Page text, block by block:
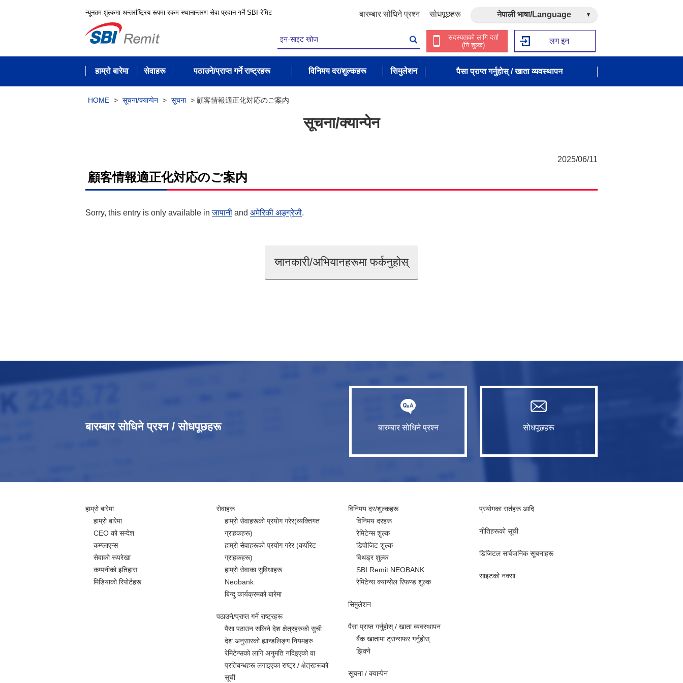
न्यूनतम-शुल्कमा अन्तर्राष्ट्रिय रूपमा रकम स्थानान्तरण सेवा प्रदान गर्ने SBI रेमिट बारम्बार सोधिने प्रश्न सोधपूछहरू नेपाली भाषा/Language
सदस्यताको लागि दर्ता
(नि:शुल्क)
लग इन
हाम्रो बारेमा सेवाहरू पठाउने/प्राप्त गर्ने राष्ट्रहरू विनिमय दर/शुल्कहरू सिमुलेशन पैसा प्राप्त गर्नुहोस् / खाता व्यवस्थापन
HOME > सूचना/क्यान्पेन > सूचना > 顧客情報適正化対応のご案内
सूचना/क्यान्पेन
2025/06/11
顧客情報適正化対応のご案内
Sorry, this entry is only available inजापानी and अमेरिकी अङ्ग्रेजी.
जानकारी/अभियानहरूमा फर्कनुहोस्
बारम्बार सोधिने प्रश्न / सोधपूछहरू बारम्बार सोधिने प्रश्न सोधपूछहरू
हाम्रो बारेमा
हाम्रो बारेमा
CEO को सन्देश
कम्प्लाएन्स
सेवाको रूपरेखा
कम्पनीको इतिहास
मिडियाको रिपोर्टहरू
सेवाहरू
हाम्रो सेवाहरूको प्रयोग गरेर(व्यक्तिगत
ग्राहकहरू)
हाम्रो सेवाहरूको प्रयोग गरेर (कर्पोरेट
ग्राहकहरू)
हाम्रो सेवाका सुविधाहरू
Neobank
बिन्दु कार्यक्रमको बारेमा
पठाउने/प्राप्त गर्ने राष्ट्रहरू
पैसा पठाउन सकिने देश क्षेत्रहरुको सुची
देश अनुसारको ह्यान्डलिङ्ग नियमहरु
रेमिटेन्सको लागि अनुमति नदिइएको वा
प्रतिबन्धहरू लगाइएका राष्ट्र / क्षेत्रहरूको
सूची
विनिमय दर/शुल्कहरू
विनिमय दरहरू
रेमिटेन्स शुल्क
डिपोजिट शुल्क
विथड्र शुल्क
SBI Remit NEOBANK
रेमिटेन्स क्यान्सेल रिफण्ड शुल्क
सिमुलेशन
पैसा प्राप्त गर्नुहोस् / खाता व्यवस्थापन
बैंक खातामा ट्रान्सफर गर्नुहोस्
झिक्ने
सूचना / क्यान्पेन
प्रयोगका सर्तहरू आदि
नीतिहरूको सूची
​​डिजिटल सार्वजनिक सूचनाहरू
साइटको नक्सा